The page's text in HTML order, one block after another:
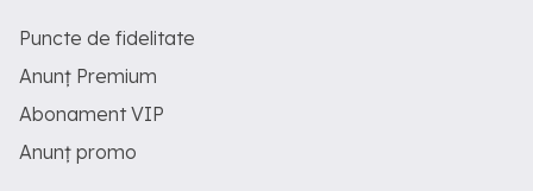
Puncte de fidelitate
Anunț Premium
Abonament VIP
Anunț promo